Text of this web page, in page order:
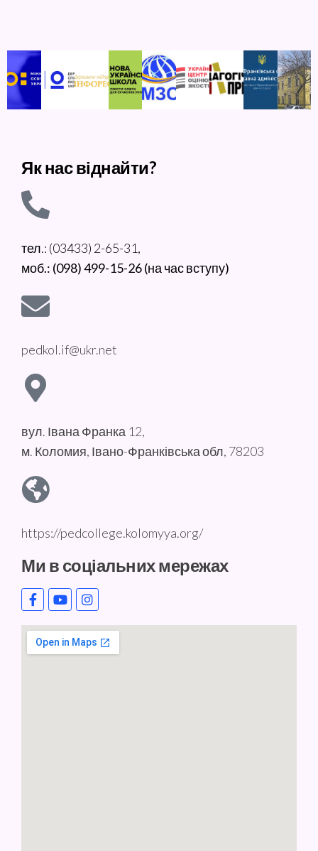
Як нас віднайти?
тел.: (03433) 2-65-31,
моб.: (098) 499-15-26 (на час вступу)
pedkol.if@ukr.net
вул. Івана Франка 12,
м. Коломия, Івано-Франківська обл, 78203
https://pedcollege.kolomyya.org/
Ми в соціальних мережах